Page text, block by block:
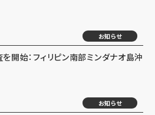
お知らせ
開始：フィリピン南部ミンダナオ島沖
お知らせ